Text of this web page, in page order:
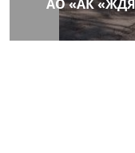
АО «АК